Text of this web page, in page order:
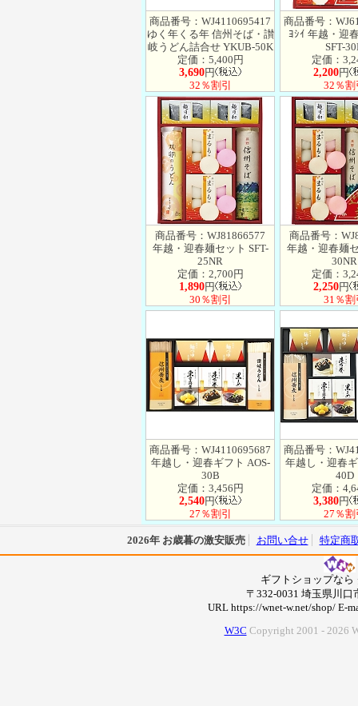
商品番号：WJ4110695417
ゆく年くる年 信州そば・讃
岐うどん詰合せ YKUB-50K
定価：5,400円
3,690円
32％割引
商品番号：
ﾖｼｲ 年越・迎
SFT-
定価：
2,200円
32％割
商品番号：WJ81866577
年越・迎春麺セット SFT-
25NR
定価：2,700円
1,890円
30％割引
商品番号：
年越・迎春麺
30NR
定価：
2,250円
31％割
商品番号：WJ4110695687
年越し・迎春ギフト AOS-
30B
定価：3,456円
2,540円
27％割引
商品番号：
年越し・迎春
40D
定価：
3,380円
27％割
2026年 お歳暮の激安販売 お問い合せ 特定商
ギフトショップなら
〒332-0031 埼玉県川口
URL https://wnet-w.net/shop/ E-
W3C Copyright 2001 - 2026